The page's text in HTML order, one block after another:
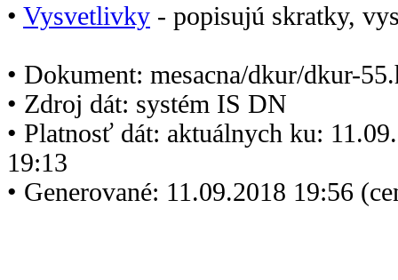
• Vysvetlivky - popisujú skratky,
• Dokument: mesacna/dkur/dkur-
• Zdroj dát: systém IS DN
• Platnosť dát: aktuálnych ku:
19:13
• Generované: 11.09.2018 19:56